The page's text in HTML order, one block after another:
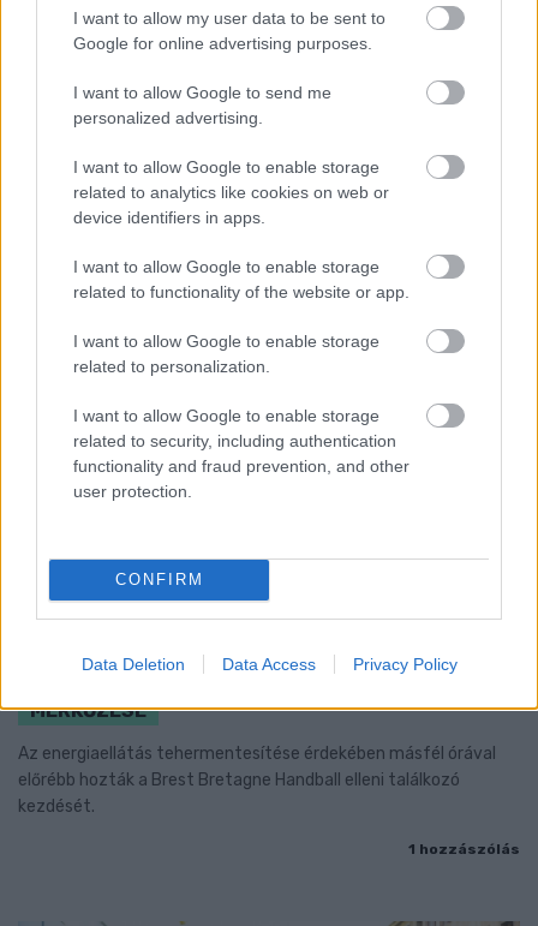
I want to allow my user data to be sent to
Google for online advertising purposes.
I want to allow Google to send me
personalized advertising.
I want to allow Google to enable storage
related to analytics like cookies on web or
device identifiers in apps.
I want to allow Google to enable storage
related to functionality of the website or app.
I want to allow Google to enable storage
related to personalization.
I want to allow Google to enable storage
related to security, including authentication
functionality and fraud prevention, and other
user protection.
CONFIRM
Data Deletion Data Access Privacy Policy
A BAROKK ÖSSZES ÁRNYALATA ÉS MÉG EGY SOR
GYŐRBEN
Középpontban a hagyományőrzés, de lesz Pogány Induló és
Majka koncert, jóga szeánsz, “borhajózás” és egy csomó minden
ENERGIATAKARÉKOSSÁG: KORÁBBAN KEZDŐDIK
MÉRKŐZÉSE
Az energiaellátás tehermentesítése érdekében másfél órával
előrébb hozták a Brest Bretagne Handball elleni találkozó
kezdését.
1 hozzászólás